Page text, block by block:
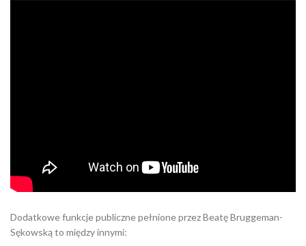
Dodatkowe funkcje publiczne pełnione przez Beatę Bruggeman-
Sękowską to między innymi: